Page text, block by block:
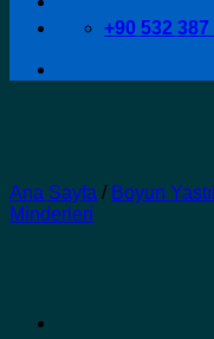
+90 532 387
Ana Sayfa / Boyun
Minderleri